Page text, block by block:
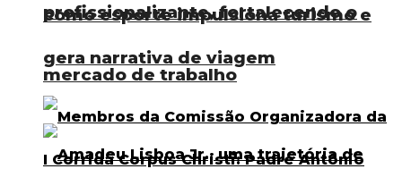
como esporte impulsiona turismo e
gera narrativa de viagem
profissionalizante, fortalecendo o
mercado de trabalho